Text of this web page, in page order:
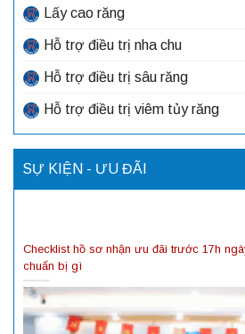
Lấy cao răng
Hỗ trợ điều trị nha chu
Hỗ trợ điều trị sâu răng
Hỗ trợ điều trị viêm tủy răng
SỰ KIỆN - ƯU ĐÃI
Checklist hồ sơ nhận ưu đãi trước 17h
chuẩn bị gì